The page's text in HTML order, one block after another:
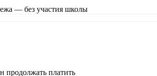
— без участия школы
продолжать платить